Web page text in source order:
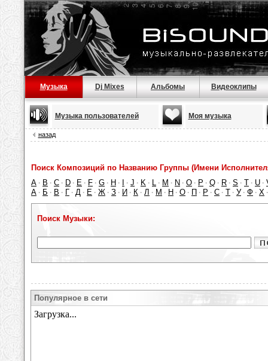
Музыка Dj Mixes Альбомы Видеоклипы
Музыка пользователей Моя музыка
назад
Поиск Композиций по Названию Группы (Имени
A · B · C · D · E · F · G · H · · J · K · L · M · N · O · P · Q · R · S · T · U ·
А · Б · В · Г · Д · Е · Ж · З · И · К · Л · М · Н · О · П · Р · С · Т · У · Ф · Х
Поиск Музыки:
Популярное в сети